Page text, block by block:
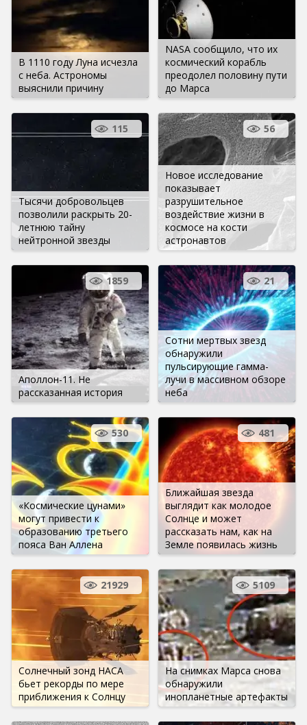
В 1110 году Луна исчезла
с неба. Астрономы
выяснили причину
NASA сообщило, что их
космический корабль
преодолел половину пути
до Марса
Тысячи добровольцев
позволили раскрыть 20-
летнюю тайну
нейтронной звезды
115
Новое исследование
показывает
разрушительное
воздействие жизни в
космосе на кости
астронавтов
56
Аполлон-11. Не
рассказанная история
1859
Сотни мертвых звезд
обнаружили
пульсирующие гамма-
лучи в массивном обзоре
неба
21
«Космические цунами»
могут привести к
образованию третьего
пояса Ван Аллена
530
Ближайшая звезда
выглядит как молодое
Солнце и может
рассказать нам, как на
Земле появилась жизнь
481
Солнечный зонд НАСА
бьет рекорды по мере
приближения к Солнцу
21929
На снимках Марса снова
обнаружили
инопланетные артефакты
5109